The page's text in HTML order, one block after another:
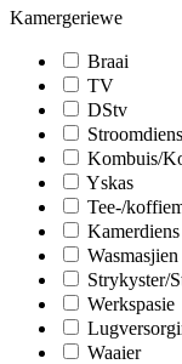
Kamergeriewe
Braai
TV
DStv
Kombuis/
Yskas
Tee-/
Kamerdiens
Wasmasjien
Strykyster/
Werkspasie
Waaier